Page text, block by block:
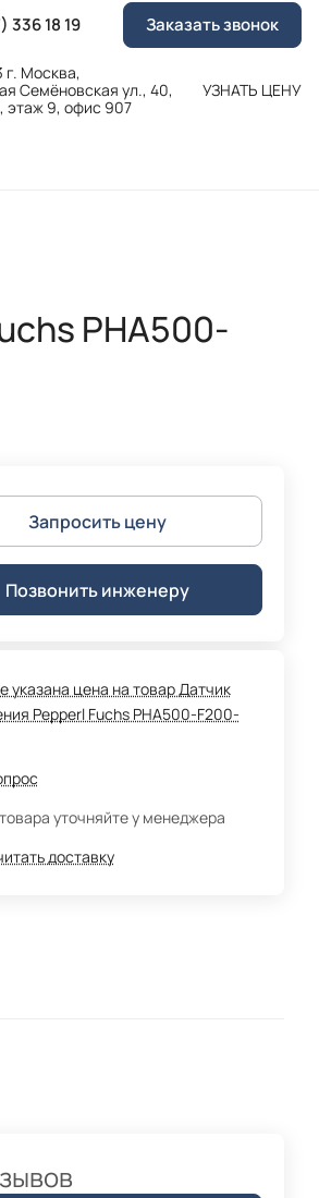
336 18 19 Заказать звонок
г. Москва,
Семёновская ул., 40,
этаж 9, офис 907
УЗНАТЬ ЦЕНУ
PHA500-
Запросить цену
Позвонить инженеру
указана цена на товар Датчик
Pepperl Fuchs PHA500-F200-
уточняйте у менеджера
доставку